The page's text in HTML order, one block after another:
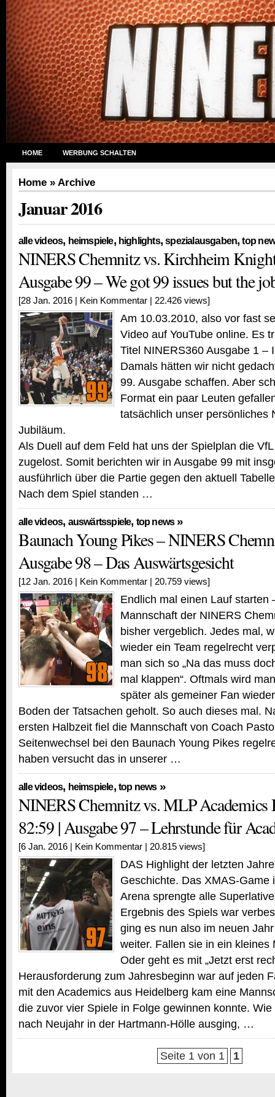
HOME WERBUNG SCHALTEN
Home » Archive
Januar 2016
alle videos, heimspiele, highlights,spezialausgaben,top
NINERS Chemnitz vs. Kirchheim
Ausgabe 99 – We got 99 issues but the
[28 Jan. 2016 | Kein Kommentar | 22.426 views]
Am 10.03.2010, also vor fast
Video auf YouTube online. Es
Titel NINERS360 Ausgabe 1 –
Damals hätten wir nicht
99. Ausgabe schaffen. Aber
Format ein paar Leuten
tatsächlich unser persönliches
Jubiläum.
Als Duell auf dem Feld hat uns der Spielplan die
zugelost. Somit berichten wir in Ausgabe 99 mit
ausführlich über die Partie gegen den aktuell
Nach dem Spiel standen …
alle videos, auswärtsspiele, top news»
Baunach Young Pikes – NINERS
Ausgabe 98 – Das Auswärtsgesicht
[12 Jan. 2016 | Kein Kommentar | 20.759 views]
Endlich mal einen Lauf starten
Mannschaft der NINERS
bisher vergeblich. Jedes mal,
wieder ein Team regelrecht
man sich so „Na das muss
mal klappen“. Oftmals wird
später als gemeiner Fan
Boden der Tatsachen geholt. So auch dieses mal.
ersten Halbzeit fiel die Mannschaft von Coach
Seitenwechsel bei den Baunach Young Pikes
haben versucht das in unserer …
alle videos, heimspiele, top news»
NINERS Chemnitz vs. MLP Academics
82:59 | Ausgabe 97 – Lehrstunde für
[6 Jan. 2016 | Kein Kommentar | 20.815 views]
DAS Highlight der letzten
Geschichte. Das XMAS-Game
Arena sprengte alle
Ergebnis des Spiels war
ging es nun also im neuen
weiter. Fallen sie in ein kleines
Oder geht es mit „Jetzt erst
Herausforderung zum Jahresbeginn war auf jeden
mit den Academics aus Heidelberg kam eine
die zuvor vier Spiele in Folge gewinnen konnte.
nach Neujahr in der Hartmann-Hölle ausging, …
Seite 1 von 1 1